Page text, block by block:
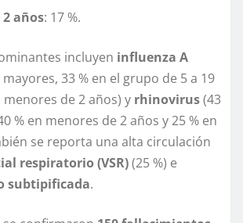
años: 17 %.
incluyen influenza A
mayores, 33 % en el grupo de 5 a 19
menores de 2 años) y rhinovirus(43
% en menores de 2 años y 25 % en
se reporta una alta circulación
respiratorio (VSR)(25 %) e
subtipificada.